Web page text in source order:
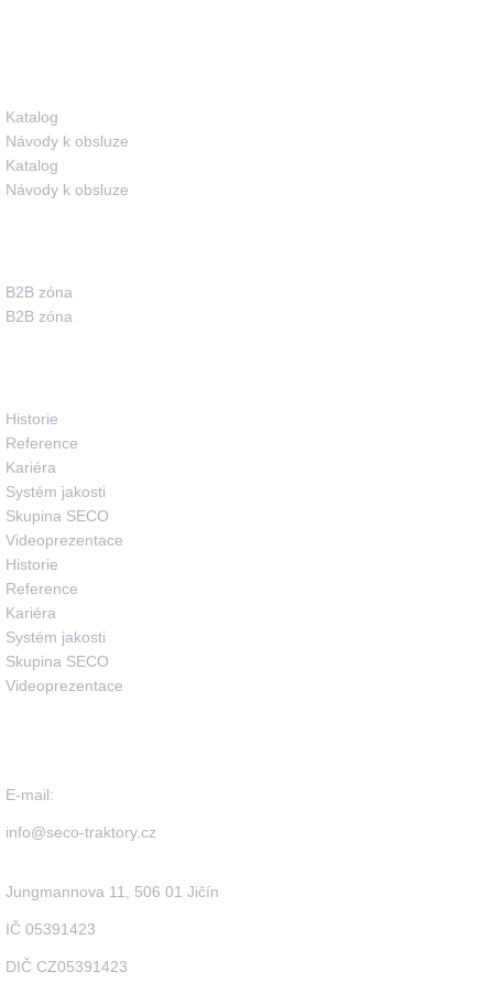
Katalog
Návody k obsluze
Katalog
Návody k obsluze
B2B zóna
B2B zóna
Historie
Reference
Kariéra
Systém jakosti
Skupina SECO
Videoprezentace
Historie
Reference
Kariéra
Systém jakosti
Skupina SECO
Videoprezentace
E-mail:
info@seco-traktory.cz
Jungmannova 11, 506 01 Jičín
IČ 05391423
DIČ CZ05391423